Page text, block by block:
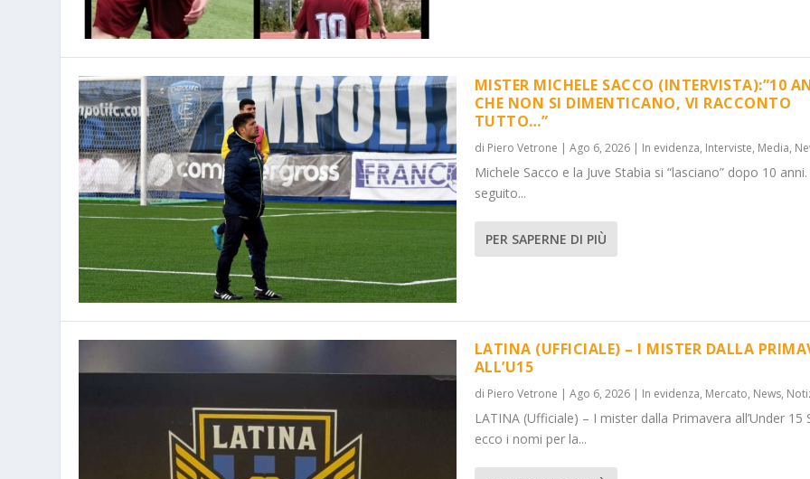
MISTER MICHELE SACCO (INTERVISTA):”10
CHE NON SI DIMENTICANO, VI RACCONTO
TUTTO…”
di Piero Vetrone | Ago 6, 2026| In evidenza, Interviste, Media,
Michele Sacco e la Juve Stabia si “lasciano” dopo 10
seguito...
PER SAPERNE DI PIÙ
LATINA (UFFICIALE) – I MISTER DALLA
ALL’U15
di Piero Vetrone | Ago 6, 2026| In evidenza, Mercato, News,
LATINA (Ufficiale) – I mister dalla Primavera all’Under 15
ecco i nomi per la...